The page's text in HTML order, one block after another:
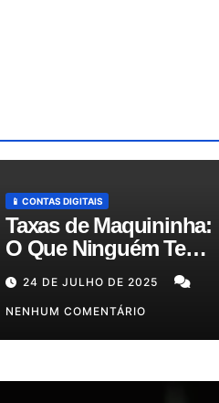
📱 CONTAS DIGITAIS
Taxas de Maquininha:
O Que Ninguém Te
Explica e Como
Reduzir Seus Custos
em Até 50%!
24 DE JULHO DE 2025
NENHUM COMENTÁRIO